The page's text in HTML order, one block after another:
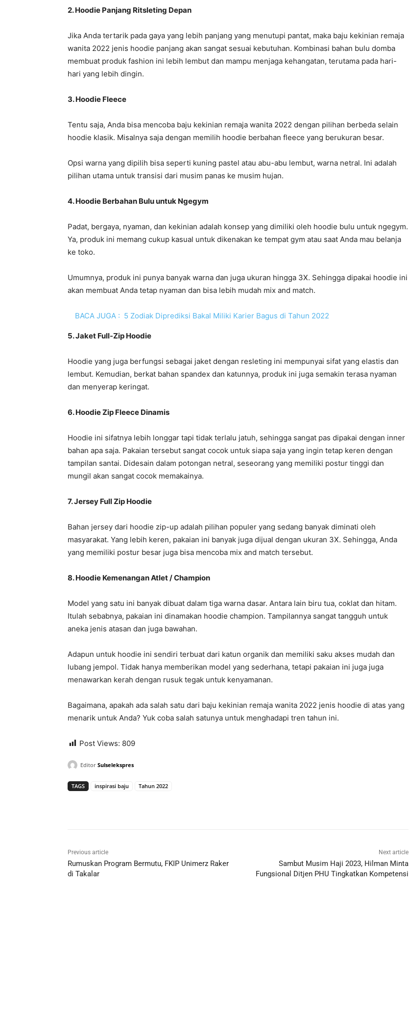
2. Hoodie Panjang Ritsleting Depan
Jika Anda tertarik pada gaya yang lebih panjang yang menutupi pantat, maka baju kekinian remaja
wanita 2022 jenis hoodie panjang akan sangat sesuai kebutuhan. Kombinasi bahan bulu domba
membuat produk fashion ini lebih lembut dan mampu menjaga kehangatan, terutama pada hari-
hari yang lebih dingin.
3. Hoodie Fleece
Tentu saja, Anda bisa mencoba baju kekinian remaja wanita 2022 dengan pilihan berbeda selain
hoodie klasik. Misalnya saja dengan memilih hoodie berbahan fleece yang berukuran besar.
Opsi warna yang dipilih bisa seperti kuning pastel atau abu-abu lembut, warna netral. Ini adalah
pilihan utama untuk transisi dari musim panas ke musim hujan.
4. Hoodie Berbahan Bulu untuk Ngegym
Padat, bergaya, nyaman, dan kekinian adalah konsep yang dimiliki oleh hoodie bulu untuk ngegym.
Ya, produk ini memang cukup kasual untuk dikenakan ke tempat gym atau saat Anda mau belanja
ke toko.
Umumnya, produk ini punya banyak warna dan juga ukuran hingga 3X. Sehingga dipakai hoodie ini
akan membuat Anda tetap nyaman dan bisa lebih mudah mix and match.
BACA JUGA : 5 Zodiak Diprediksi Bakal Miliki Karier Bagus di Tahun 2022
5. Jaket Full-Zip Hoodie
Hoodie yang juga berfungsi sebagai jaket dengan resleting ini mempunyai sifat yang elastis dan
lembut. Kemudian, berkat bahan spandex dan katunnya, produk ini juga semakin terasa nyaman
dan menyerap keringat.
6. Hoodie Zip Fleece Dinamis
Hoodie ini sifatnya lebih longgar tapi tidak terlalu jatuh, sehingga sangat pas dipakai dengan inner
bahan apa saja. Pakaian tersebut sangat cocok untuk siapa saja yang ingin tetap keren dengan
tampilan santai. Didesain dalam potongan netral, seseorang yang memiliki postur tinggi dan
mungil akan sangat cocok memakainya.
7. Jersey Full Zip Hoodie
Bahan jersey dari hoodie zip-up adalah pilihan populer yang sedang banyak diminati oleh
masyarakat. Yang lebih keren, pakaian ini banyak juga dijual dengan ukuran 3X. Sehingga, Anda
yang memiliki postur besar juga bisa mencoba mix and match tersebut.
8. Hoodie Kemenangan Atlet / Champion
Model yang satu ini banyak dibuat dalam tiga warna dasar. Antara lain biru tua, coklat dan hitam.
Itulah sebabnya, pakaian ini dinamakan hoodie champion. Tampilannya sangat tangguh untuk
aneka jenis atasan dan juga bawahan.
Adapun untuk hoodie ini sendiri terbuat dari katun organik dan memiliki saku akses mudah dan
lubang jempol. Tidak hanya memberikan model yang sederhana, tetapi pakaian ini juga juga
menawarkan kerah dengan rusuk tegak untuk kenyamanan.
Bagaimana, apakah ada salah satu dari baju kekinian remaja wanita 2022 jenis hoodie di atas yang
menarik untuk Anda? Yuk coba salah satunya untuk menghadapi tren tahun ini.
Post Views: 809
Editor Sulselekspres
TAGS inspirasi baju Tahun 2022
Previous article
Rumuskan Program Bermutu, FKIP Unimerz Raker
di Takalar
Next article
Sambut Musim Haji 2023, Hilman Minta
Fungsional Ditjen PHU Tingkatkan Kompetensi